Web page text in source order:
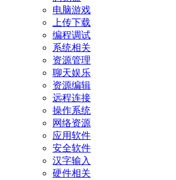
电脑游戏
上传下载
编程调试
系统相关
资源管理
聊天娱乐
资源编辑
远程连接
操作系统
网络资源
应用软件
安全软件
汉字输入
硬件相关